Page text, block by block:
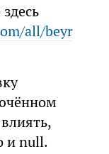
all/beyr
и null.